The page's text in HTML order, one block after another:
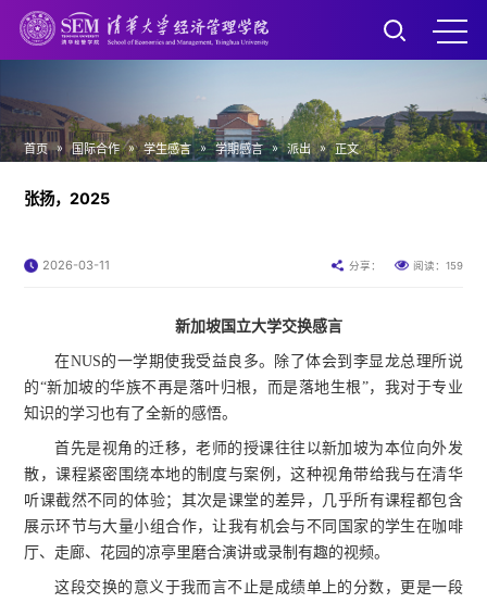
首页 » 国际合作 » 学生感言 » 学期感言 » 派出 » 正文
张扬，2025
2026-03-11 分享： 阅读： 159
新加坡国立大学交换感言
在NUS的一学期使我受益良多。除了体会到李显龙总理所说
的“新加坡的华族不再是落叶归根，而是落地生根”，我对于专业
知识的学习也有了全新的感悟。
首先是视角的迁移，老师的授课往往以新加坡为本位向外发
散，课程紧密围绕本地的制度与案例，这种视角带给我与在清华
听课截然不同的体验；其次是课堂的差异，几乎所有课程都包含
展示环节与大量小组合作，让我有机会与不同国家的学生在咖啡
厅、走廊、花园的凉亭里磨合演讲或录制有趣的视频。
这段交换的意义于我而言不止是成绩单上的分数，更是一段